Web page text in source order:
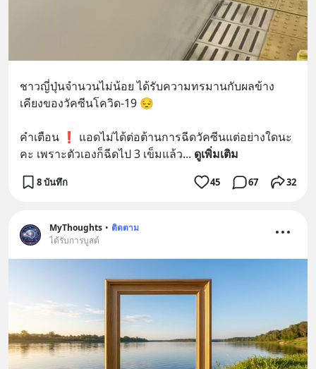
ชาวญี่ปุ่นจำนวนไม่น้อย ได้รับความทรมานกับผลข้าง
เคียงของวัคซีนโควิด-19 😔
คำเตือน ❗️ แอดไม่ได้ต่อต้านการฉีดวัคซีนแต่อย่างใดนะ
คะ เพราะตัวเองก็ฉีดไป 3 เข็มแล้ว... ดูเพิ่มเติม
8 บันทึก 45 67 32
MyThoughts • ติดตาม
ได้รับการบูสต์